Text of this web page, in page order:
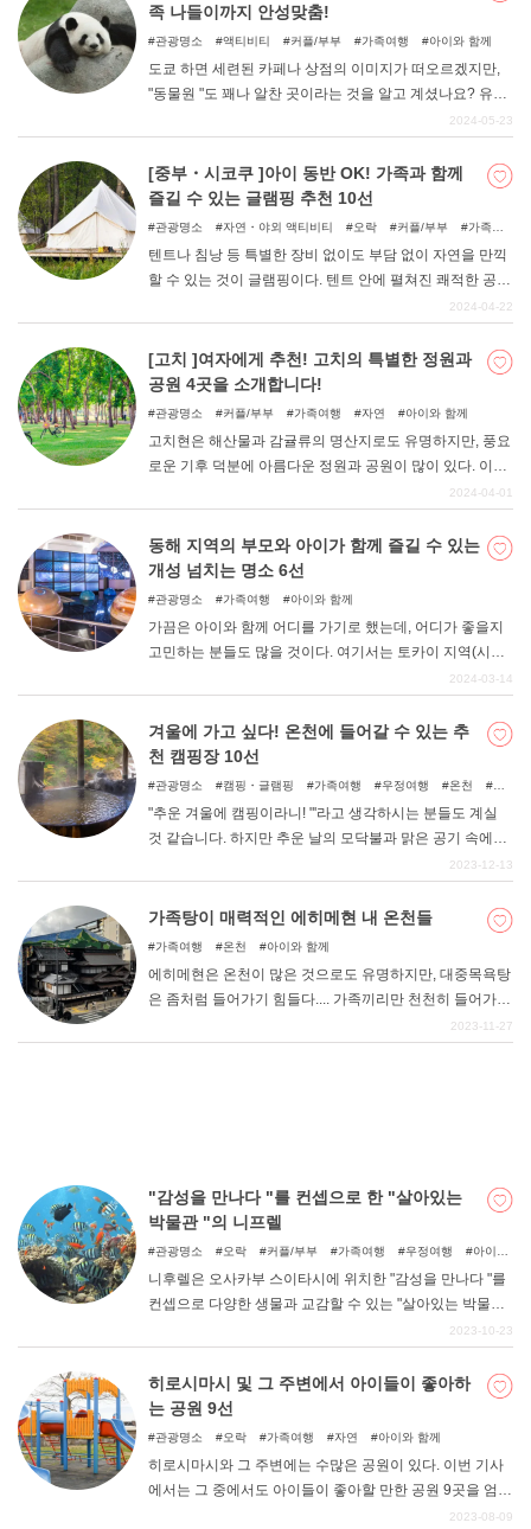
족 나들이까지 안성맞춤!
관광명소 액티비티 커플/부부 가족여행 아이와 함께
도쿄 하면 세련된 카페나 상점의 이미지가 떠오르겠지만,
"동물원 "도 꽤나 알찬 곳이라는 것을 알고 계셨나요? 유명
한 우에노 동물원, 다마 동물원을 비롯해 도쿄에는 다양한
나들이까지 즐길 수 있는 "도쿄의 추천 동물원 "7곳을 소개
하고자 한다. 도시의 공기를 벗어나 여유로운 시간을 보내
고 싶다면 자연이 가득한 동물원을 방문해보자.
2024-05-23
[중부・시코쿠 ]아이 동반 OK! 가족과 함께
즐길 수 있는 글램핑 추천 10선
관광명소 자연・야외 액티비티 오락 커플/부부
가족여
텐트나 침낭 등 특별한 장비 없이도 부담 없이 자연을 만끽
할 수 있는 것이 글램핑이다. 텐트 안에 펼쳐진 쾌적한 공간
에서 어른도 아이도 편안하게 지낼 수 있다. 낮에는 츄고
있는 음식을 즐길 수 있는 글램핑 시설을 소개한다.
2024-04-22
[고치 ]여자에게 추천! 고치의 특별한 정원과
공원 4곳을 소개합니다!
관광명소 커플/부부 가족여행 자연 아이와 함께
고치현은 해산물과 감귤류의 명산지로도 유명하지만, 풍요
로운 기후 덕분에 아름다운 정원과 공원이 많이 있다. 이번
에는 평소 예쁜 것, 예쁜 것을 좋아하는 여자를 위해 SNS에
을 듬뿍 담은 녹색이 가득한 4곳의 명소에서는 카페와 레스
토랑도 즐길 수 있다. 고치현 내뿐만 아니라 현외에서도 많
은 관광객이 방문하는 유명한 "모네의 정원 "과 "고치현립
2024-04-01
동해 지역의 부모와 아이가 함께 즐길 수 있는
개성 넘치는 명소 6선
관광명소 가족여행 아이와 함께
가끔은 아이와 함께 어디를 가기로 했는데, 어디가 좋을지
고민하는 분들도 많을 것이다. 여기서는 토카이 지역(시즈
오카, 아이치, 기후, 미에)에서 아이와 함께 즐길 수 있는 명
2024-03-14
겨울에 가고 싶다! 온천에 들어갈 수 있는 추
천 캠핑장 10선
관광명소 캠핑・글램핑 가족여행 우정여행 온천
"추운 겨울에 캠핑이라니! "'라고 생각하시는 분들도 계실
것 같습니다. 하지만 추운 날의 모닥불과 맑은 공기 속에서
볼 수 있는 밤하늘의 별빛은 겨울만이 누릴 수 있는 즐거움
다. 차가운 몸을 금방 따뜻하게 데울 수 있는 온천이 있는
캠핑장을 소개한다.
2023-12-13
가족탕이 매력적인 에히메현 내 온천들
가족여행 온천 아이와 함께
에히메현은 온천이 많은 것으로도 유명하지만, 대중목욕탕
은 좀처럼 들어가기 힘들다.... 가족끼리만 천천히 들어가서
온천을 즐기고 싶은 분들도 적지 않다고 생각합니다. 이번
2023-11-27
"감성을 만나다 "를 컨셉으로 한 "살아있는
박물관 "의 니프렐
관광명소 오락 커플/부부 가족여행 우정여행
아이와
니후렐은 오사카부 스이타시에 위치한 "감성을 만나다 "를
컨셉으로 다양한 생물과 교감할 수 있는 "살아있는 박물관
"입니다. 수족관, 동물원, 미술관의 틀을 초월한 새로운 감
을 소개하고자 한다.
2023-10-23
히로시마시 및 그 주변에서 아이들이 좋아하
는 공원 9선
관광명소 오락 가족여행 자연 아이와 함께
히로시마시와 그 주변에는 수많은 공원이 있다. 이번 기사
에서는 그 중에서도 아이들이 좋아할 만한 공원 9곳을 엄선
2023-08-09